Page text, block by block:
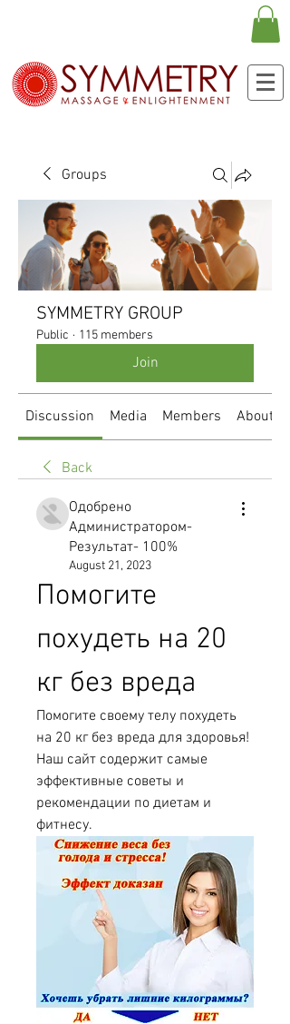
Groups
SYMMETRY GROUP
Public · 115 members
Join
Discussion Media Members About
Back
Одобрено
Администратором-
Результат- 100%
August 21, 2023
Помогите
похудеть на 20
кг без вреда
Помогите своему телу похудеть
на 20 кг без вреда для здоровья!
Наш сайт содержит самые
эффективные советы и
рекомендации по диетам и
фитнесу.